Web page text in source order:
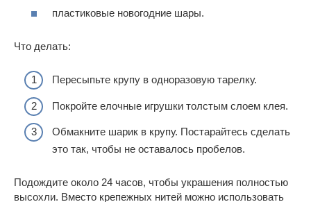
пластиковые новогодние шары.
Что делать:
Пересыпьте крупу в одноразовую тарелку.
Покройте елочные игрушки толстым слоем клея.
Обмакните шарик в крупу. Постарайтесь сделать
это так, чтобы не оставалось пробелов.
Подождите около 24 часов, чтобы украшения полностью
высохли. Вместо крепежных нитей можно использовать